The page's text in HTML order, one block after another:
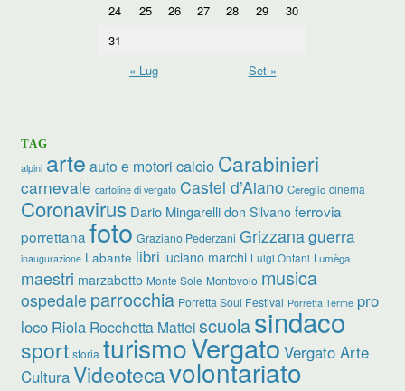
24
25 26 27 28 29
30
31
« Lug
Set »
TAG
alpini arte auto e motori calcio Carabinieri
carnevale cartoline di vergato Castel d’Aiano Cereglio cinema
Coronavirus Dario Mingarelli don Silvano ferrovia
porrettana foto Graziano Pederzani Grizzanaguerra
inaugurazione Labante libri luciano marchi Luigi Ontani Lumèga
maestri marzabotto Monte Sole Montovolo musica
ospedale parrocchia Porretta Soul Festival Porretta Terme pro
loco Riola Rocchetta Matteiscuolasindaco
sport storia turismoVergato Vergato Arte
CulturaVideotecavolontariato